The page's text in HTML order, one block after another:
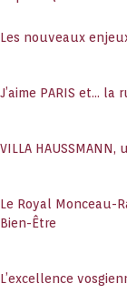
Les nouveaux
J’aime PARIS et… la
VILLA
Le Royal Monceau-
Bien-Être
L’excellence